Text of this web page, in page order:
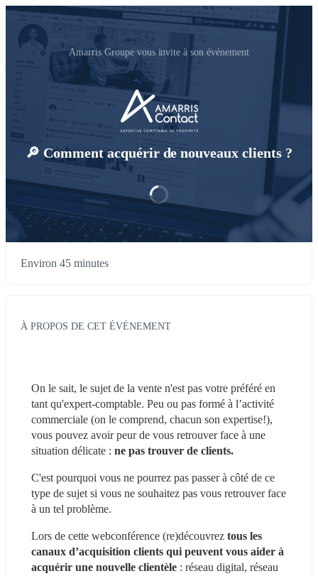
Amarris Groupe vous invite à son événement
🔎 Comment acquérir de nouveaux clients ?
Environ 45 minutes
À PROPOS DE CET ÉVÉNEMENT
On le sait, le sujet de la vente n'est pas votre préféré en
tant qu'expert-comptable. Peu ou pas formé à l’activité
commerciale (on le comprend, chacun son expertise!),
vous pouvez avoir peur de vous retrouver face à une
situation délicate : ne pas trouver de clients.
C'est pourquoi vous ne pourrez pas passer à côté de ce
type de sujet si vous ne souhaitez pas vous retrouver face
à un tel problème.
Lors de cette webconférence (re)découvrez tous les
canaux d’acquisition clients qui peuvent vous aider à
acquérir une nouvelle clientèle : réseau digital, réseau